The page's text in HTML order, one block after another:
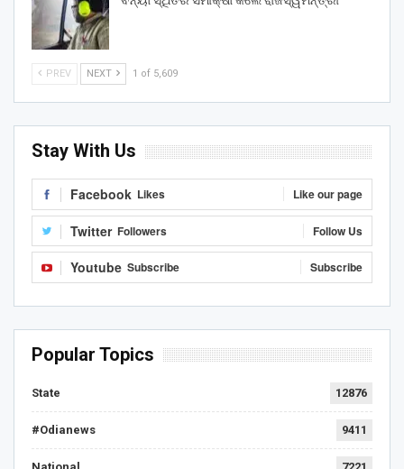
PREV NEXT 1 of 5,609
Stay With Us
Facebook Likes Like our page
Twitter Followers Follow Us
Youtube Subscribe Subscribe
Popular Topics
State 12876
#Odianews 9411